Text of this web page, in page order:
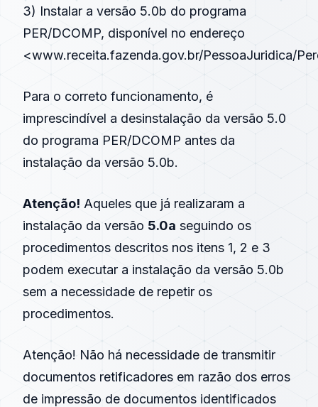
3) Instalar a versão 5.0b do programa
PER/DCOMP, disponível no endereço
<www.receita.fazenda.gov.br/PessoaJuridica/
Para o correto funcionamento, é
imprescindível a desinstalação da versão 5.0
do programa PER/DCOMP antes da
instalação da versão 5.0b.
Atenção! Aqueles que já realizaram a
instalação da versão 5.0a seguindo os
procedimentos descritos nos itens 1, 2 e 3
podem executar a instalação da versão 5.0b
sem a necessidade de repetir os
procedimentos.
Atenção! Não há necessidade de transmitir
documentos retificadores em razão dos erros
de impressão de documentos identificados